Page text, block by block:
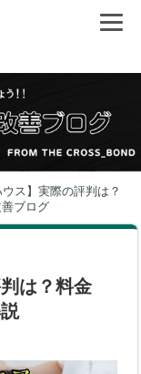
ウス】実際の評判は？
ブログ
は？料金